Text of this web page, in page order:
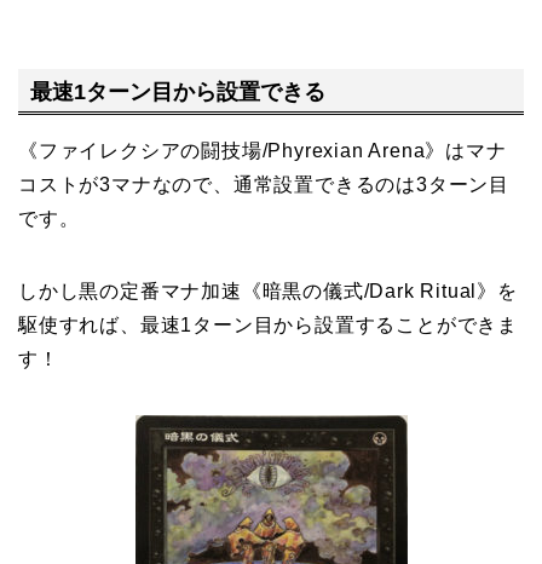
最速1ターン目から設置できる
《ファイレクシアの闘技場/Phyrexian Arena》はマナ
コストが3マナなので、通常設置できるのは3ターン目
です。
しかし黒の定番マナ加速《暗黒の儀式/Dark Ritual》を
駆使すれば、最速1ターン目から設置することができま
す！